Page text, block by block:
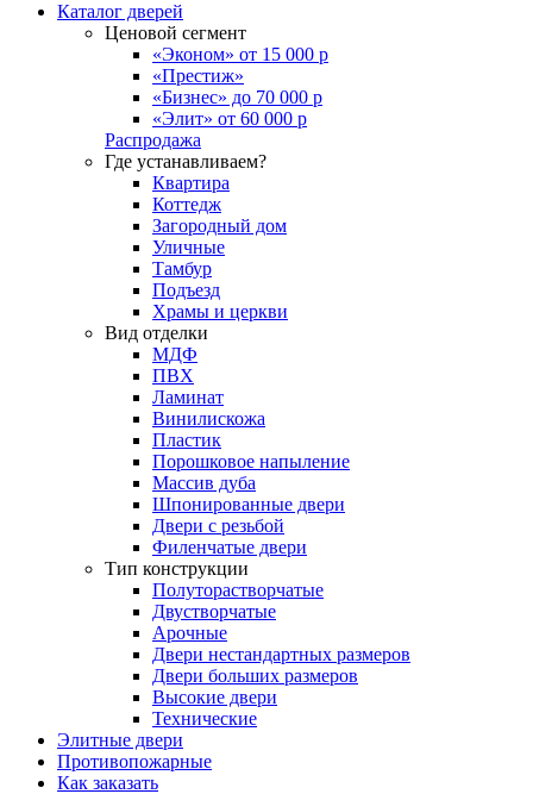
Каталог дверей
Ценовой сегмент
«Эконом» от 15 000 р
«Престиж»
«Бизнес» до 70 000 р
«Элит» от 60 000 р
Распродажа
Где устанавливаем?
Квартира
Коттедж
Загородный дом
Уличные
Тамбур
Подъезд
Храмы и церкви
Вид отделки
МДФ
ПВХ
Ламинат
Винилискожа
Пластик
Порошковое напыление
Массив дуба
Шпонированные двери
Двери с резьбой
Филенчатые двери
Тип конструкции
Полуторастворчатые
Двустворчатые
Арочные
Двери нестандартных размеров
Двери больших размеров
Высокие двери
Технические
Элитные двери
Противопожарные
Как заказать